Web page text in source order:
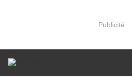
Publicité